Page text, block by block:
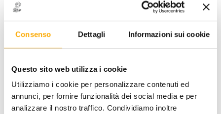
Consenso Dettagli Informazioni sui cookie
Questo sito web utilizza i cookie
Utilizziamo i cookie per personalizzare contenuti ed
annunci, per fornire funzionalità dei social media e per
analizzare il nostro traffico. Condividiamo inoltre
16 mm
CODICE: 1143280116
ACCEDI per visualizzare i prezzi a te riservati!